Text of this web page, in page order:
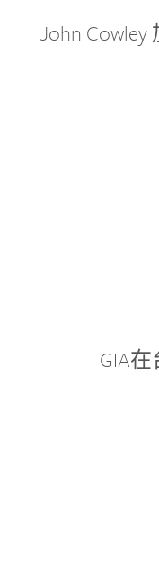
John
GIA